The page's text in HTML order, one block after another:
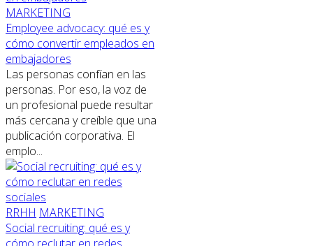
MARKETING
Employee advocacy: qué es y
cómo convertir empleados en
embajadores
Las personas confían en las
personas. Por eso, la voz de
un profesional puede resultar
más cercana y creíble que una
publicación corporativa. El
emplo...
RRHH MARKETING
Social recruiting: qué es y